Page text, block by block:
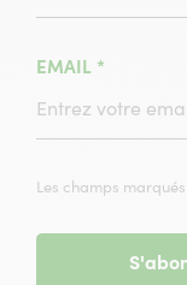
EMAIL *
Les champs